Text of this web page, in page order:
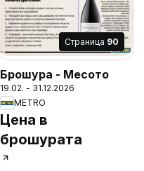
Cтраница 90
Брошура - Месото
19.02. - 31.12.2026
METRO
Цена в
брошурата